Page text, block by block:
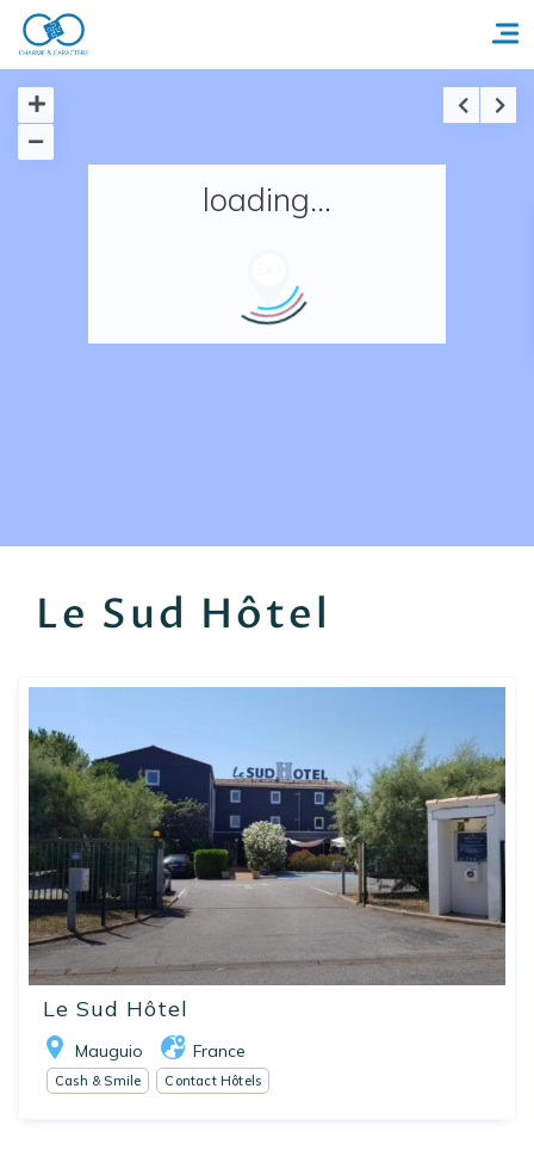
Accueil
Nos adresses en France
loading...
Le Sud Hôtel
Le Sud Hôtel
Mauguio France
Cash & Smile Contact Hôtels